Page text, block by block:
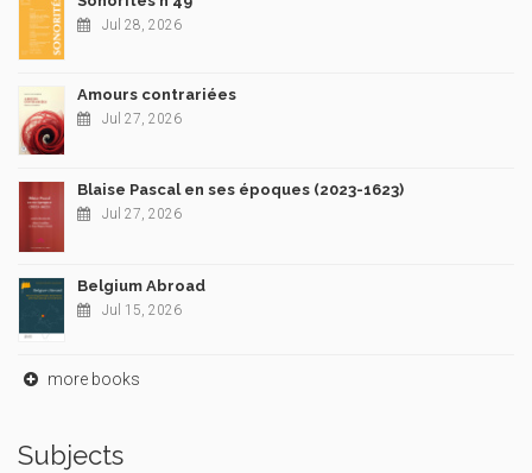
Jul 28, 2026
Amours contrariées
Jul 27, 2026
Blaise Pascal en ses époques (2023-1623)
Jul 27, 2026
Belgium Abroad
Jul 15, 2026
more books
Subjects